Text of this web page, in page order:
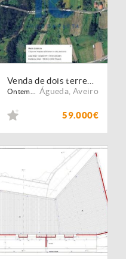
Ontem... Águeda Aveiro
59.000€